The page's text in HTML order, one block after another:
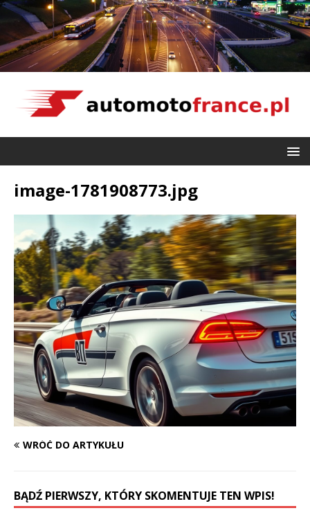
image-1781908773.jpg
WRÓĆ DO ARTYKUŁU
BĄDŹ PIERWSZY, KTÓRY SKOMENTUJE TEN WPIS!